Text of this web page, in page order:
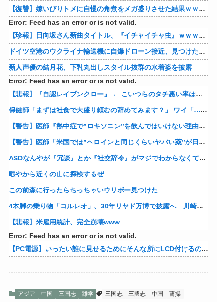
【復讐】嫁いびりトメに自慢の角煮をメガ盛りさせた結果ｗｗｗｗ 他
Error: Feed has an error or is not valid.
【珍報】日向坂さん新曲タイトル、『イチャイチャ虫』ｗｗｗ★2
ドイツ空港のウクライナ輸送機に自爆ドローン接近、見つけた空港職員が蹴り落とす…高性能プラスチック爆弾搭載！
新人声優の結月花、下乳丸出しスタイル抜群の水着姿を披露
Error: Feed has an error or is not valid.
【悲報】『自認レイブンクロー』 ← こいつらのタチ悪い率は異常
保健師「まずは社食で大盛り頼むの辞めてみます？」 ワイ「…食っちゃいけないものを売ってるのか？」
【警告】医師『熱中症で”ロキソニン”を飲んではいけない理由がこれ』
【警告】医師「米国では”ヘロインと同じくらいヤバい薬”が日本では平気で処方されてる」
ASDなんやが『冗談』とか『社交辞令』がマジでわからなくて怖い
暇やから近くの山に探検するぜ
この前森に行ったらちっちゃいウリボー見つけた
4本脚の乗り物「コルレオ」、30年リヤド万博で披露へ 川崎重工が35年発売目指す
【悲報】米雇用統計、完全崩壊www
Error: Feed has an error or is not valid.
【PC電源】いったい誰に見せるためにそんな所にLCD付けるのかな
アジア 中国 三国志 雑学 三国志 三國志 中国 曹操